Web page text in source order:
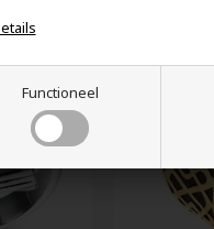
Functioneel